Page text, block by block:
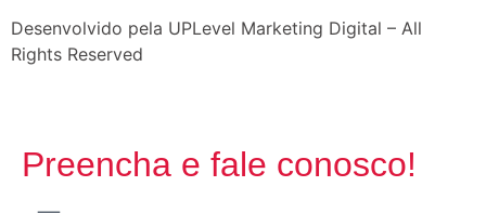
Desenvolvido pela UPLevel Marketing Digital – All
Rights Reserved
Preencha e fale conosco!